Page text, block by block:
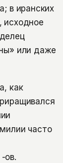
в иранских
исходное
или даже
как
часто
ов.